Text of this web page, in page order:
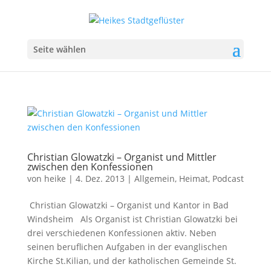
Seite wählen
Christian Glowatzki – Organist und Mittler
zwischen den Konfessionen
von heike | 4. Dez. 2013 | Allgemein, Heimat, Podcast
Christian Glowatzki – Organist und Kantor in Bad
Windsheim Als Organist ist Christian Glowatzki bei
drei verschiedenen Konfessionen aktiv. Neben
seinen beruflichen Aufgaben in der evanglischen
Kirche St.Kilian, und der katholischen Gemeinde St.